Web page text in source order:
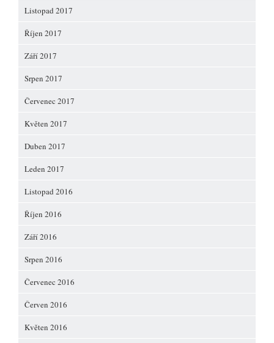
Listopad 2017
Říjen 2017
Září 2017
Srpen 2017
Červenec 2017
Květen 2017
Duben 2017
Leden 2017
Listopad 2016
Říjen 2016
Září 2016
Srpen 2016
Červenec 2016
Červen 2016
Květen 2016